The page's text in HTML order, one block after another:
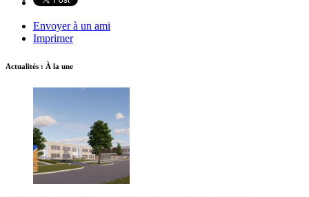
Envoyer à un ami
Imprimer
Actualités : À la une